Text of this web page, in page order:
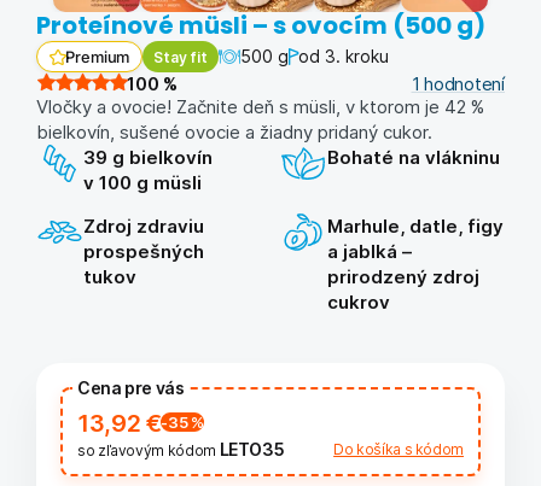
Proteínové müsli – s ovocím (500 g)
Premium Stay fit 500 g od 3. kroku
100 % 1 hodnotení
Vločky a ovocie! Začnite deň s müsli, v ktorom je 42 %
bielkovín, sušené ovocie a žiadny pridaný cukor.
39 g bielkovín
v 100 g müsli
Bohaté na vlákninu
Zdroj zdraviu
prospešných
tukov
Marhule, datle, figy
a jablká –
prirodzený zdroj
cukrov
Cena pre vás
13,92 €-35%
so zľavovým kódom LETO35 Do košíka s kódom